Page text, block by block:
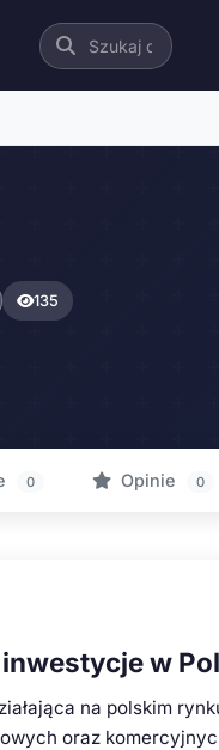
135
0 Opinie 0
w
na polskim
oraz